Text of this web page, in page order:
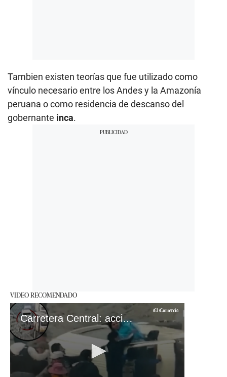
Tambien existen teorías que fue utilizado como
vínculo necesario entre los Andes y la Amazonía
peruana o como residencia de descanso del
gobernante inca.
VIDEO RECOMENDADO
Carretera Central: accidente de combi informal